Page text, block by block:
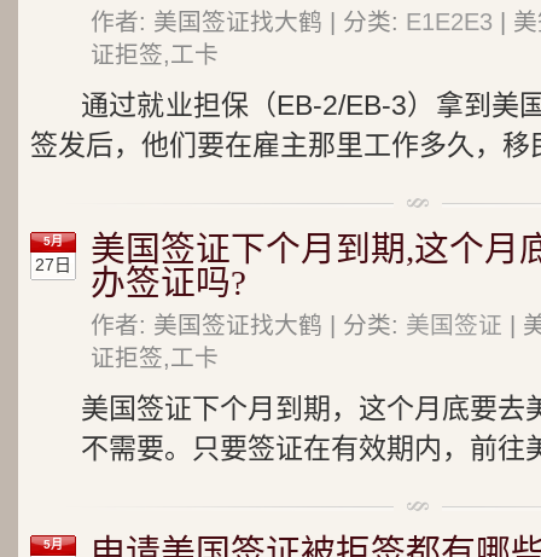
作者: 美国签证找大鹤 | 分类: E1E2E3 |
证拒签,工卡
通过就业担保（EB-2/EB-3）拿到美
签发后，他们要在雇主那里工作多久，移
5月
27日
美国签证下个月到期,这个月
办签证吗?
作者: 美国签证找大鹤 | 分类: 美国签证 |
证拒签,工卡
美国签证下个月到期，这个月底要去
不需要。只要签证在有效期内，前往
5月